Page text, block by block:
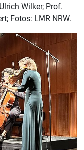
Wilker; Prof.
Fotos: LMR NRW.